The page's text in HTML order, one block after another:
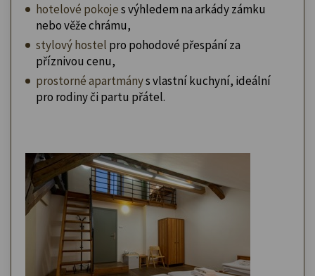
hotelové pokojes výhledem na arkády zámku
nebo věže chrámu,
stylový hostel pro pohodové přespání za
příznivou cenu,
prostorné apartmánys vlastní kuchyní, ideální
pro rodiny či partu přátel.